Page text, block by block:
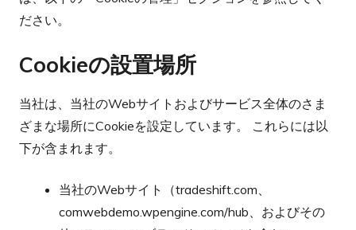
ださい。
Cookieの設置場所
当社は、当社のWebサイトおよびサービス全体のさま
ざまな場所にCookieを設定しています。 これらには以
下が含まれます。
当社のWebサイト（tradeshift.com、
comwebdemo.wpengine.com/hub、およびその